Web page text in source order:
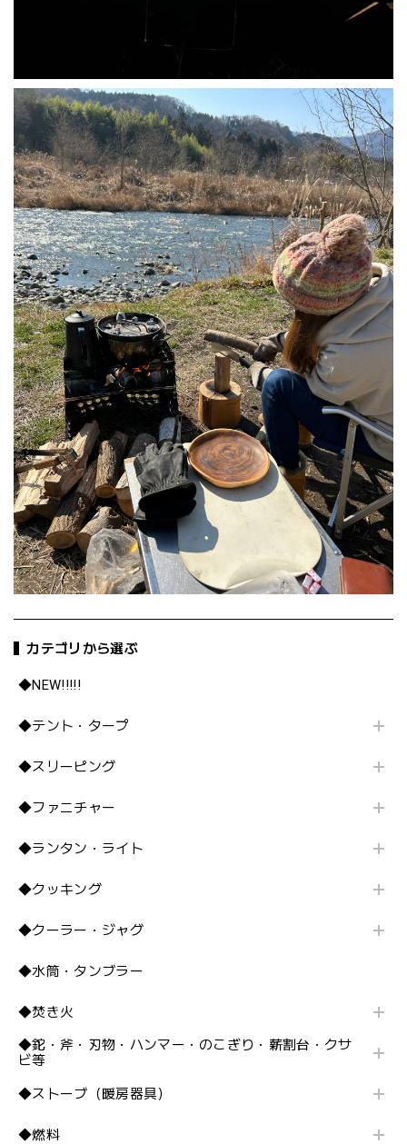
カテゴリから選ぶ
◆NEW!!!!!
◆テント・タープ
◆スリーピング
◆ファニチャー
◆ランタン・ライト
◆クッキング
◆クーラー・ジャグ
◆水筒・タンブラー
◆焚き火
◆鉈・斧・刃物・ハンマー・のこぎり・薪割台・クサ
ビ等
◆ストーブ（暖房器具）
◆燃料